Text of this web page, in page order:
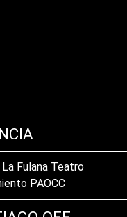
Fulana Teatro
PAOCC